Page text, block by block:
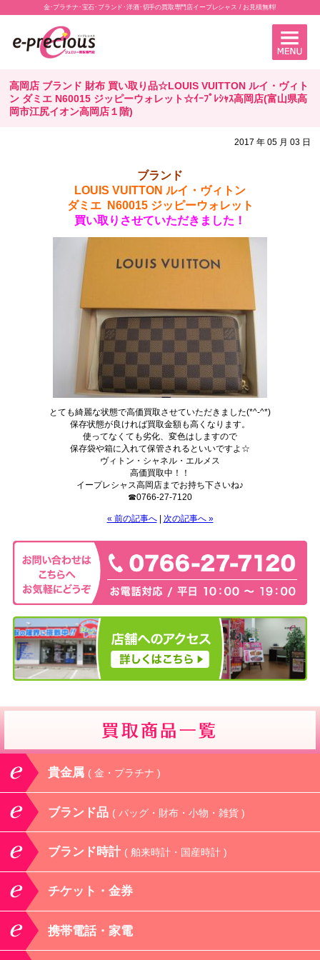
金･プラチナ･宝石･ブランド･洋酒･切手の買取専門店イープレシャス / お見積無料!
高岡店 ブランド 財布 買い取り品☆LOUIS VUITTON ルイ・ヴィト
ン ダミエ N60015 ジッピーウォレット☆ｲｰﾌﾟﾚｼｬｽ高岡店(富山県高
岡市江尻イオン高岡店１階)
2017 年 05 月 03 日
ブランド
LOUIS VUITTON ルイ・ヴィトン
ダミエ N60015 ジッピーウォレット
買い取りさせていただきました！
とても綺麗な状態で高価買取させていただきました(*^-^*)
保存状態が良ければ買取金額も高くなります。
使ってなくても劣化、変色はしますので
保存袋や箱に入れて保管されるといいですよ☆
ヴィトン・シャネル・エルメス
高価買取中！！
イープレシャス高岡店までお持ち下さいね♪
☎0766-27-7120
« 前の記事へ| 次の記事へ »
貴金属 ( 金・プラチナ )
ブランド品 ( バッグ・財布・小物・雑貨 )
ブランド時計 ( 舶来時計・国産時計 )
チケット・金券
携帯電話・家電